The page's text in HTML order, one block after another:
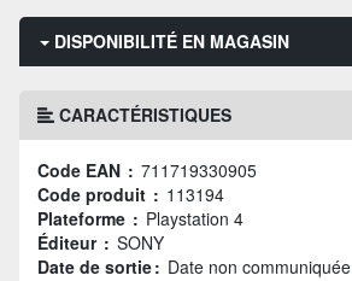
DISPONIBILITÉ EN MAGASIN
CARACTÉRISTIQUES
Code EAN : 711719330905
Code produit : 113194
Plateforme : Playstation 4
Éditeur : SONY
Date de sortie : Date non communiquée